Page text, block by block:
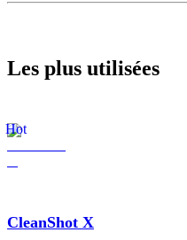
Les plus utilisées
Hot
CleanShot X